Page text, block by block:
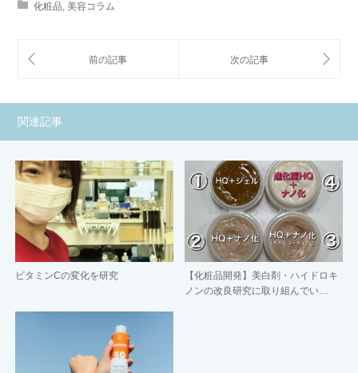
化粧品, 美容コラム
関連記事
ビタミンCの変化を研究
【化粧品開発】美白剤・ハイドロキ
ノンの改良研究に取り組んでい…